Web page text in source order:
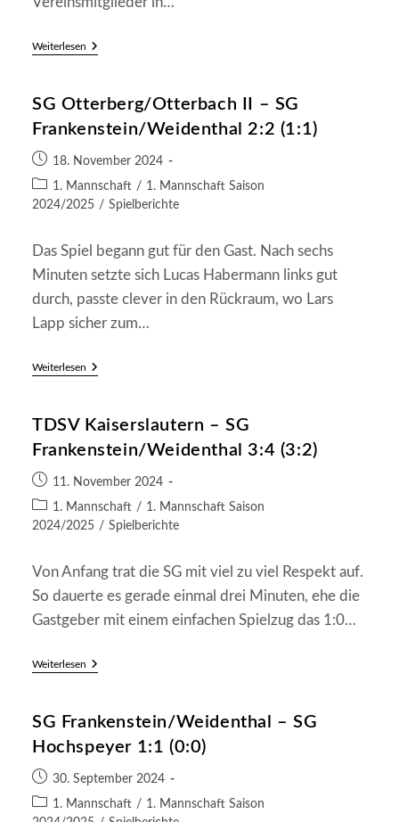
WeiterlesenBericht
SG Otterberg/Otterbach II – SG
Frankenstein/Weidenthal 2:2 (1:1)
Beitrag
veröffentlicht:
18. November 2024
Beitrags-
Kategorie:
1. Mannschaft / 1. Mannschaft Saison
2024/2025 / Spielberichte
Das Spiel begann gut für den Gast. Nach sechs
Minuten setzte sich Lucas Habermann links gut
durch, passte clever in den Rückraum, wo Lars
Lapp sicher zum…
WeiterlesenSG
SG
2:2
TDSV Kaiserslautern – SG
Frankenstein/Weidenthal 3:4 (3:2)
Beitrag
veröffentlicht:
11. November 2024
Beitrags-
Kategorie:
1. Mannschaft / 1. Mannschaft Saison
2024/2025 / Spielberichte
Von Anfang trat die SG mit viel zu viel Respekt auf.
So dauerte es gerade einmal drei Minuten, ehe die
Gastgeber mit einem einfachen Spielzug das 1:0…
WeiterlesenTDSV
Frankenstein/Weidenthal
(3:2)
SG Frankenstein/Weidenthal – SG
Hochspeyer 1:1 (0:0)
Beitrag
veröffentlicht:
30. September 2024
Beitrags-
1. Mannschaft / 1. Mannschaft Saison